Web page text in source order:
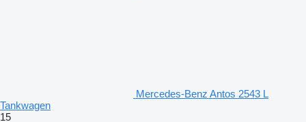
Mercedes-Benz Antos 2543 L
Tankwagen
15